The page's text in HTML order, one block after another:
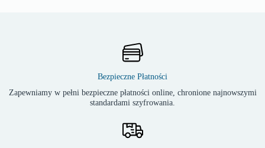
Bezpieczne Płatności
Zapewniamy w pełni bezpieczne płatności online, chronione najnowszymi
standardami szyfrowania.